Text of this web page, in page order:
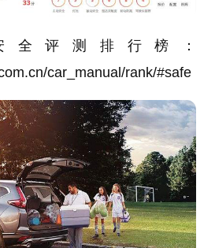
全评测排行榜：
car_manual/rank/#safe